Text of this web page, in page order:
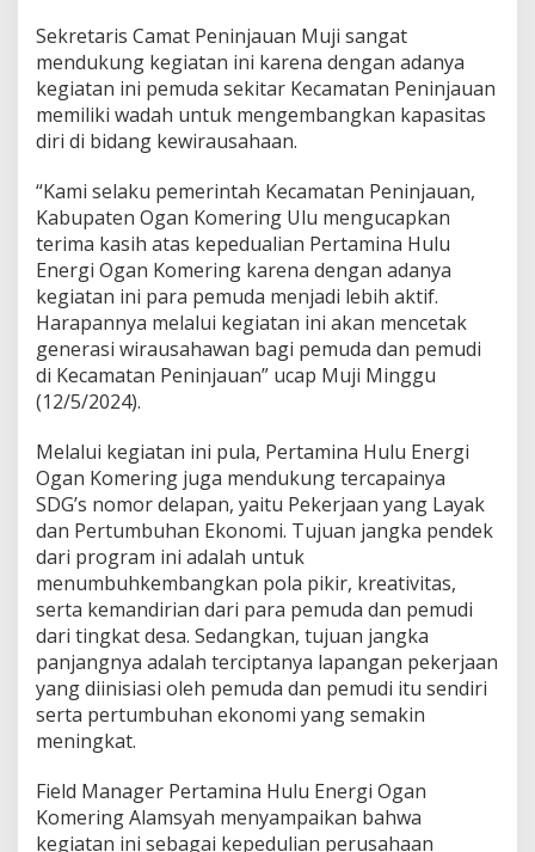
Sekretaris Camat Peninjauan Muji sangat
mendukung kegiatan ini karena dengan adanya
kegiatan ini pemuda sekitar Kecamatan Peninjauan
memiliki wadah untuk mengembangkan kapasitas
diri di bidang kewirausahaan.
“Kami selaku pemerintah Kecamatan Peninjauan,
Kabupaten Ogan Komering Ulu mengucapkan
terima kasih atas kepedualian Pertamina Hulu
Energi Ogan Komering karena dengan adanya
kegiatan ini para pemuda menjadi lebih aktif.
Harapannya melalui kegiatan ini akan mencetak
generasi wirausahawan bagi pemuda dan pemudi
di Kecamatan Peninjauan” ucap Muji Minggu
(12/5/2024).
Melalui kegiatan ini pula, Pertamina Hulu Energi
Ogan Komering juga mendukung tercapainya
SDG’s nomor delapan, yaitu Pekerjaan yang Layak
dan Pertumbuhan Ekonomi. Tujuan jangka pendek
dari program ini adalah untuk
menumbuhkembangkan pola pikir, kreativitas,
serta kemandirian dari para pemuda dan pemudi
dari tingkat desa. Sedangkan, tujuan jangka
panjangnya adalah terciptanya lapangan pekerjaan
yang diinisiasi oleh pemuda dan pemudi itu sendiri
serta pertumbuhan ekonomi yang semakin
meningkat.
Field Manager Pertamina Hulu Energi Ogan
Komering Alamsyah menyampaikan bahwa
kegiatan ini sebagai kepedulian perusahaan